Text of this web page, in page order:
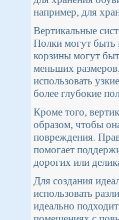
например, для
Вертикальные
Полки могут быть
корзины могут
меньших
использовать
более глубокие
Кроме того,
образом, чтобы
повреждения.
помогает
дорогих или
Для создания
использовать
идеально